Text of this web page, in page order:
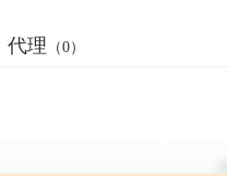
代理 （0）